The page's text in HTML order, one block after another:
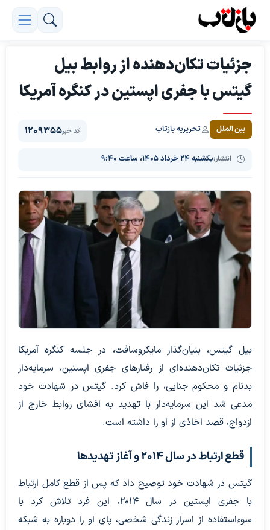
جزئیات تکان‌دهنده از روابط بیل
گیتس با جفری اپستین در کنگره آمریکا
بین الملل تحریریه بازتاب
انتشار:یکشنبه ۲۴ خرداد ۱۴۰۵، ساعت ۹:۴۰
کد خبر1209355
بیل گیتس، بنیان‌گذار مایکروسافت، در جلسه کنگره آمریکا
جزئیات تکان‌دهنده‌ای از رفتارهای جفری اپستین، سرمایه‌دار
بدنام و محکوم جنایی، را فاش کرد. گیتس در شهادت خود
مدعی شد این سرمایه‌دار با تهدید به افشای روابط خارج از
ازدواج، قصد اخاذی از او را داشته است.
قطع ارتباط در سال ۲۰۱۴ و آغاز تهدیدها
گیتس در شهادت خود توضیح داد که پس از قطع کامل ارتباط
با جفری اپستین در سال ۲۰۱۴، این فرد تلاش کرد با
سوءاستفاده از اسرار زندگی شخصی، پای او را دوباره به شبکه